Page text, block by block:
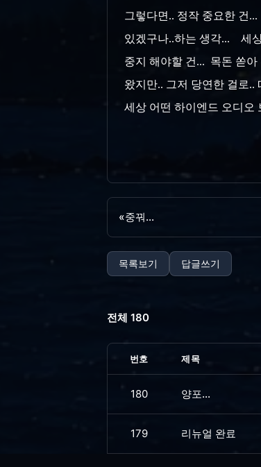
그렇다면.. 정작 중요한 건
있겠구나..하는 생각... 세
중지 해야할 건... 목돈 쏟
왔지만.. 그저 당연한 걸로..
세상 어떤 하이엔드 오디오
«중꿔...
목록보기 답글쓰기
전체 180
번호 제목
180 양포...
179 리뉴얼 완료